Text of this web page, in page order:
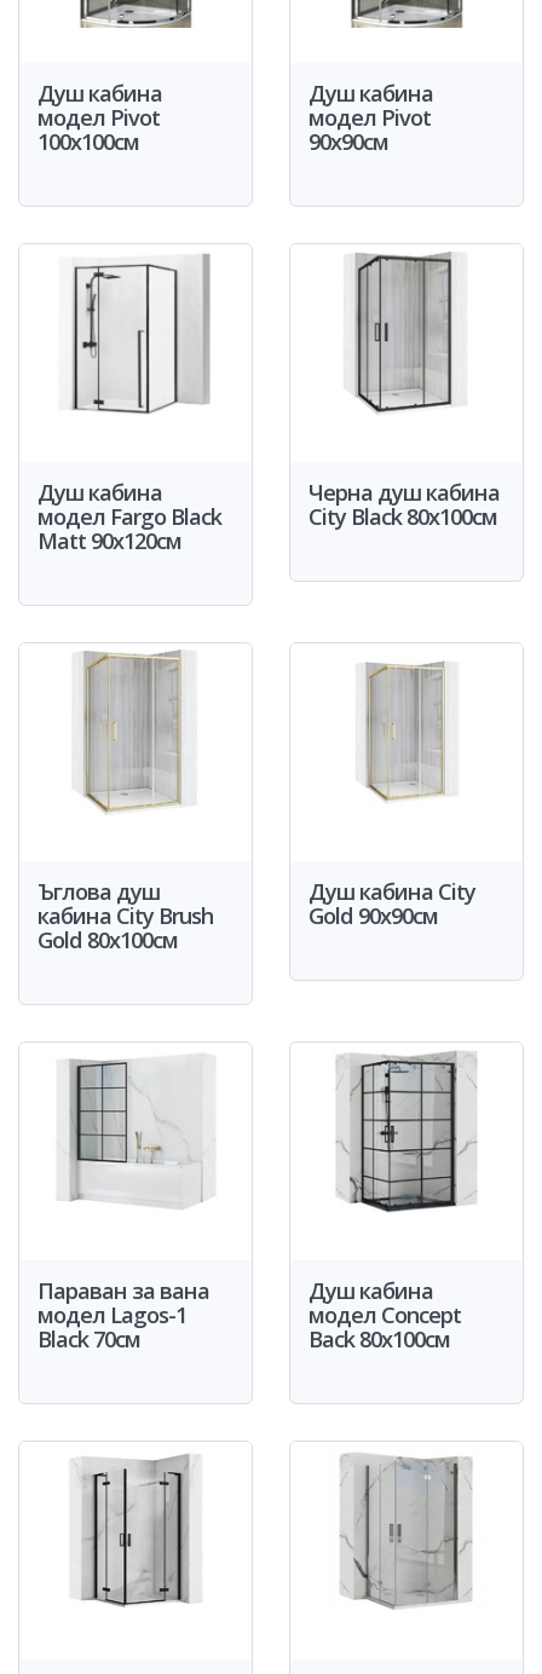
Душ кабина
модел Pivot
100x100см
Душ кабина
модел Pivot
90x90см
Душ кабина
модел Fargo Black
Matt 90x120см
Черна душ кабина
City Black 80x100см
Ъглова душ
кабина City Brush
Gold 80x100см
Душ кабина City
Gold 90x90см
Параван за вана
модел Lagos-1
Black 70см
Душ кабина
модел Concept
Back 80x100см